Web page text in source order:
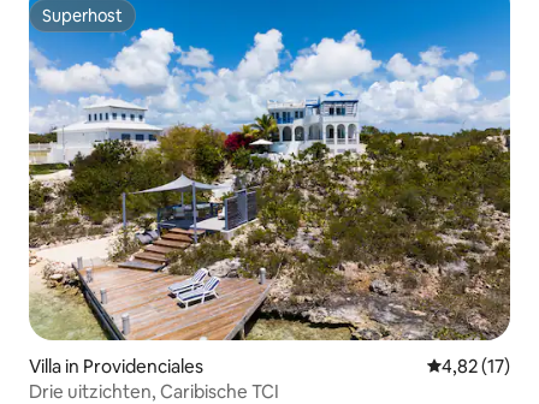
Superhost
Superhost
Villa in Providenciales Gemiddelde
4,82 (17)
Drie uitzichten, Caribische TCI